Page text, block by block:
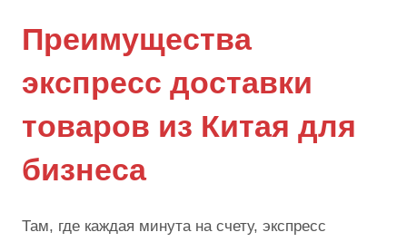
Преимущества
экспресс доставки
товаров из Китая для
бизнеса
Там, где каждая минута на счету, экспресс